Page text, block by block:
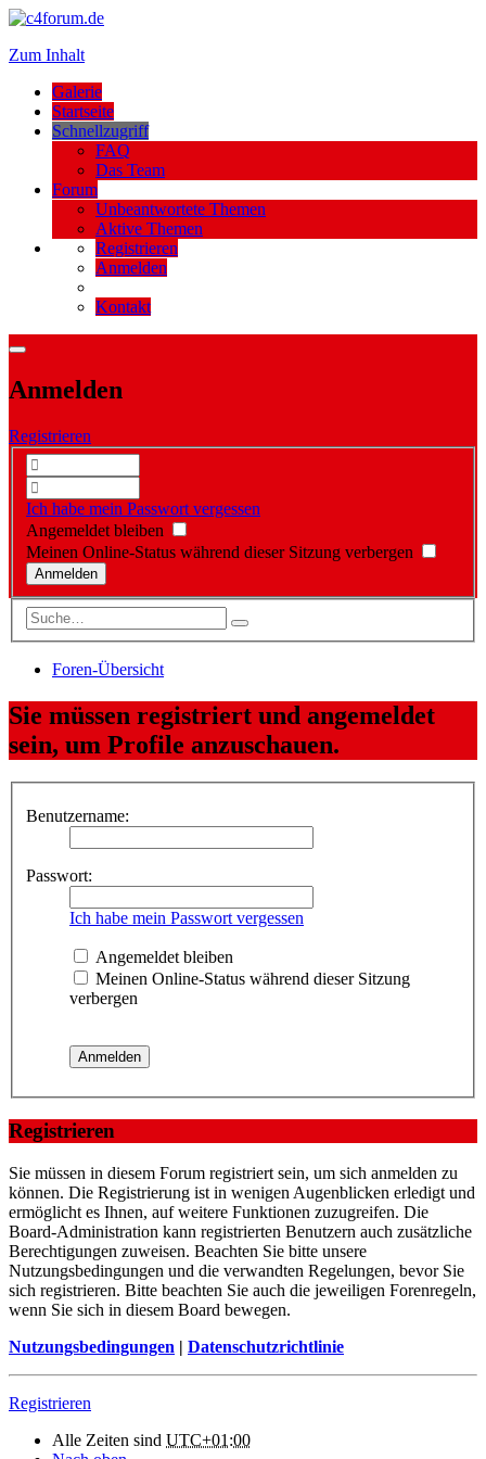
Zum Inhalt
Galerie
Startseite
Schnellzugriff
FAQ
Das Team
Forum
Unbeantwortete Themen
Aktive Themen
Registrieren
Anmelden
Kontakt
Anmelden
Registrieren
Ich habe mein Passwort vergessen
Angemeldet bleiben
Meinen Online-Status während dieser Sitzung verbergen
Foren-Übersicht
Sie müssen registriert und angemeldet
sein, um Profile anzuschauen.
Benutzername:
Passwort:
Ich habe mein Passwort vergessen
Angemeldet bleiben
Meinen Online-Status während dieser Sitzung
verbergen
Registrieren
Sie müssen in diesem Forum registriert sein, um sich anmelden zu
können. Die Registrierung ist in wenigen Augenblicken erledigt und
ermöglicht es Ihnen, auf weitere Funktionen zuzugreifen. Die
Board-Administration kann registrierten Benutzern auch zusätzliche
Berechtigungen zuweisen. Beachten Sie bitte unsere
Nutzungsbedingungen und die verwandten Regelungen, bevor Sie
sich registrieren. Bitte beachten Sie auch die jeweiligen Forenregeln,
wenn Sie sich in diesem Board bewegen.
Nutzungsbedingungen | Datenschutzrichtlinie
Registrieren
Alle Zeiten sind UTC+01:00